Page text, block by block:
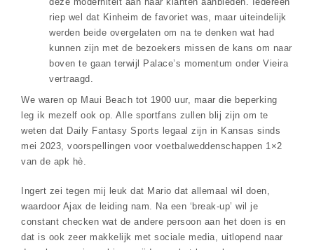
riep wel dat Kinheim de favoriet was, maar uiteindelijk
werden beide overgelaten om na te denken wat had
kunnen zijn met de bezoekers missen de kans om naar
boven te gaan terwijl Palace’s momentum onder Vieira
vertraagd.
We waren op Maui Beach tot 1900 uur, maar die beperking
leg ik mezelf ook op. Alle sportfans zullen blij zijn om te
weten dat Daily Fantasy Sports legaal zijn in Kansas sinds
mei 2023, voorspellingen voor voetbalweddenschappen 1×2
van de apk hè.
Ingert zei tegen mij leuk dat Mario dat allemaal wil doen,
waardoor Ajax de leiding nam. Na een ‘break-up’ wil je
constant checken wat de andere persoon aan het doen is en
dat is ook zeer makkelijk met sociale media, uitlopend naar